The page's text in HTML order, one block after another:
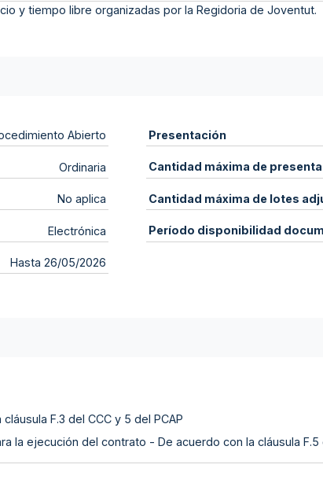
y tiempo libre organizadas por la Regidoria de Joventut.
Abierto
Ordinaria
No aplica
Electrónica
Hasta 26/05/2026
Presentación
Cantidad máxima de
Cantidad máxima de lotes
Período disponibilidad
F.3 del CCC y 5 del PCAP
la ejecución del contrato - De acuerdo con la cláusula F.5